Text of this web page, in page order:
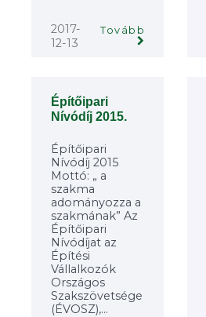
2017-
12-13
Tovább
Építőipari
Nívódíj 2015.
Építőipari
Nívódíj 2015
Mottó: „ a
szakma
adományozza a
szakmának” Az
Építőipari
Nívódíjat az
Építési
Vállalkozók
Országos
Szakszövetsége
(ÉVOSZ),...